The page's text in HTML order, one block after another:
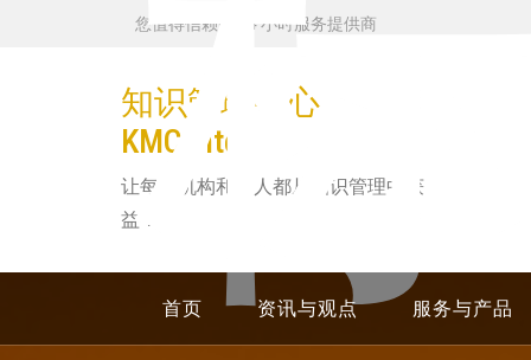
您值得信赖的 24 小时服务提供商
知识管理中心
KMCenter
让每个机构和个人都从知识管理中获
益！
首页 资讯与观点 服务与产品